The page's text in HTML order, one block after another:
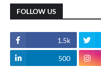
FOLLOW US
1.5k
500